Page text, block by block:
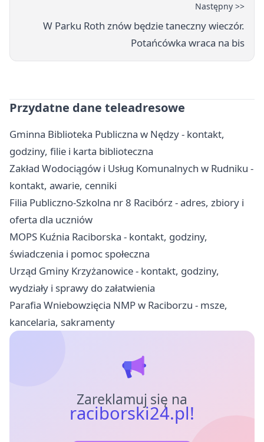
Następny >>
W Parku Roth znów będzie taneczny wieczór.
Potańcówka wraca na bis
Przydatne dane teleadresowe
Gminna Biblioteka Publiczna w Nędzy - kontakt,
godziny, filie i karta biblioteczna
Zakład Wodociągów i Usług Komunalnych w Rudniku -
kontakt, awarie, cenniki
Filia Publiczno-Szkolna nr 8 Racibórz - adres, zbiory i
oferta dla uczniów
MOPS Kuźnia Raciborska - kontakt, godziny,
świadczenia i pomoc społeczna
Urząd Gminy Krzyżanowice - kontakt, godziny,
wydziały i sprawy do załatwienia
Parafia Wniebowzięcia NMP w Raciborzu - msze,
kancelaria, sakramenty
Zareklamuj się na
raciborski24.pl!